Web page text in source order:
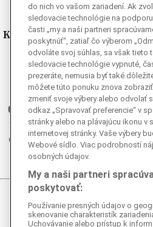
Kde nás nájdete
Facebook
Instagram
Ganjing
Youtube
Twitter
Telegram
RSS
© 2026 Epoch
do nich vo vašom zariadení. Ak
sledovacie technológie na
časti „my a naši partneri
poskytnúť“, zatiaľ čo výberom
odvoláte svoj súhlas, sa však tieto
sledovacie technológie vypnuté,
prezeráte, nemusia byť také
môžete túto ponuku znova
zmeniť svoje výbery alebo odvolať
odkaz „Spravovať preferencie“ v
stránky alebo na plávajúcu ikonu v
internetovej stránky. Vaše výbery
Webové sídlo. Viac podrobností
osobných údajov.
My a naši partneri
poskytovať:
Používanie presných údajov o
skenovanie charakteristík
Uchovávanie alebo prístup k